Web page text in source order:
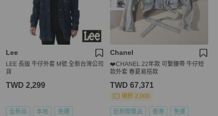
Lee
LEE 長版 牛仔外套 M號 全新台灣公司
貨
TWD 2,299
全新品 本地 免運
Chanel
❤️CHANEL 22年款 可繫腰帶 牛仔短
款外套 春夏易搭款
TWD 67,371
現折 2,000
近新閒置品 香港 免運